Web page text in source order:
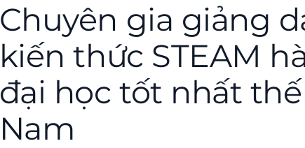
Chuyên gia giảng
kiến thức STEAM
đại học tốt nhất
Nam